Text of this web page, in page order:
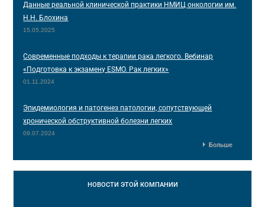
Данные реальной клинической практики НМИЦ онкологии им.
Н.Н. Блохина
15.05.2025
Современные подходы к терапии рака легкого. Вебинар
«Подготовка к экзамену ESMO. Рак легких»
01.11.2024
Эпидемиология и патогенез патологии, сопутствующей
хронической обструктивной болезни легких
09.07.2024
Больше
НОВОСТИ ЭТОЙ КОМПАНИИ